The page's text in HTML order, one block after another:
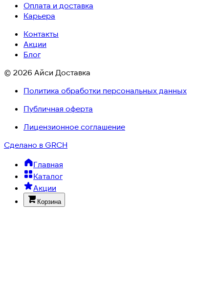
Оплата и доставка
Карьера
Контакты
Акции
Блог
© 2026 Айси Доставка
Политика обработки персональных данных
Публичная оферта
Лицензионное соглашение
Сделано в GRCH
Главная
Каталог
Акции
Корзина